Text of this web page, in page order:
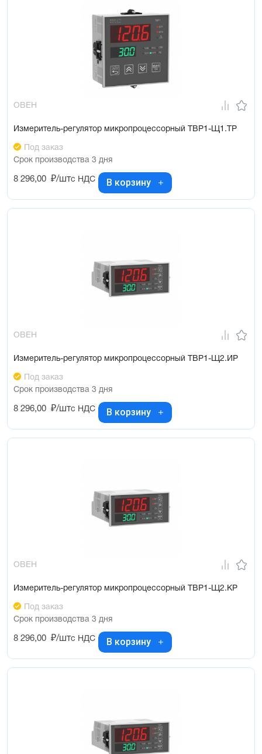
ОВЕН
Измеритель-регулятор микропроцессорный ТВР1-Щ1.ТР
Под заказ
Срок производства 3 дня
8 296,00 ₽/штс НДС В корзину
ОВЕН
Измеритель-регулятор микропроцессорный ТВР1-Щ2.ИР
Под заказ
Срок производства 3 дня
8 296,00 ₽/штс НДС В корзину
ОВЕН
Измеритель-регулятор микропроцессорный ТВР1-Щ2.КР
Под заказ
Срок производства 3 дня
8 296,00 ₽/штс НДС В корзину